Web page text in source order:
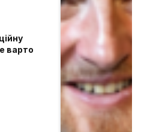
варто